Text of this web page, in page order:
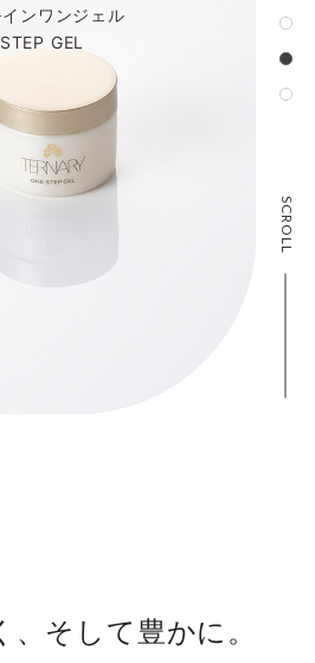
ァンデーション
ンワンジェル
GEL
ィングパウダー
SCROLL
そして豊かに。